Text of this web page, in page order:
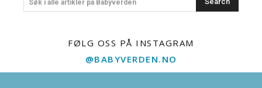
Søk i alle artikler på Babyverden
FØLG OSS PÅ INSTAGRAM
@BABYVERDEN.NO